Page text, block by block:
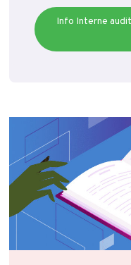
Info Interne